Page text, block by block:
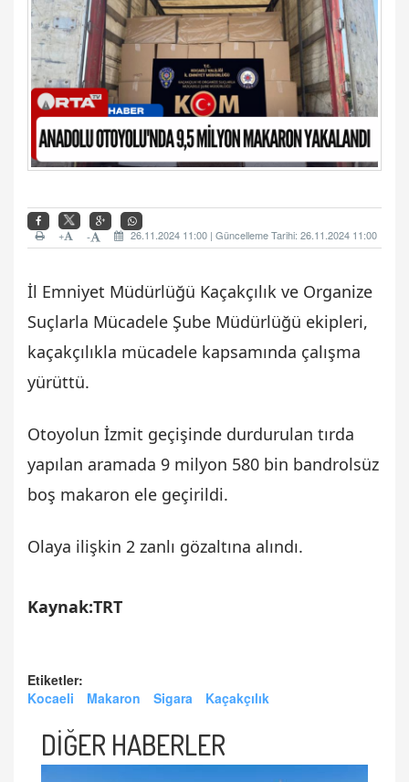
26.11.2024 11:00 | Güncelleme Tarihi: 26.11.2024 11:00
-
+
İl Emniyet Müdürlüğü Kaçakçılık ve Organize
Suçlarla Mücadele Şube Müdürlüğü ekipleri,
kaçakçılıkla mücadele kapsamında çalışma
yürüttü.
Otoyolun İzmit geçişinde durdurulan tırda
yapılan aramada 9 milyon 580 bin bandrolsüz
boş makaron ele geçirildi.
Olaya ilişkin 2 zanlı gözaltına alındı.
Kaynak:TRT
Etiketler:
Kocaeli
Makaron Sigara Kaçakçılık
DİĞER HABERLER